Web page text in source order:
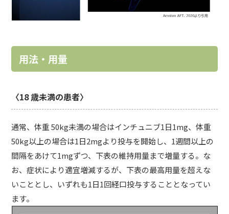
用法・用量
〈18 歳未満の患者〉
通常、体重 50kg未満の場合はインチュニブ1日1mg、体重
50kg以上の場合は1日2mgより投与を開始し、1週間以上の
間隔をあけて1mgずつ、下表の維持用量まで増量する。な
お、症状により適宜増減するが、下表の最高用量を超えな
いこととし、いずれも1日1回経口投与することとなってい
ます。